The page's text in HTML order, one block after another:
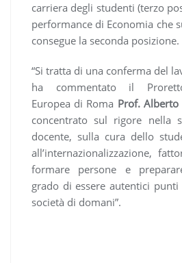
carriera degli studenti (terzo
performance di Economia che
consegue la seconda posizione.
“Si tratta di una conferma del
ha commentato il
Europea di Roma Prof. Alberto
concentrato sul rigore nella
docente, sulla cura dello
all’internazionalizzazione,
formare persone e
grado di essere autentici
società di domani”.